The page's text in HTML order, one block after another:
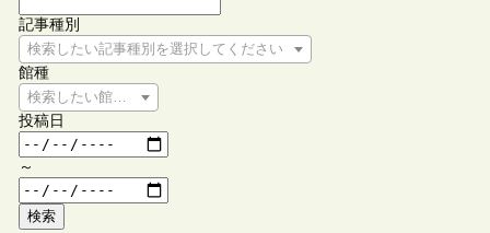
記事種別
検索したい記事種別を選択してください
館種
検索したい館種を選択してください
投稿日
～
検索